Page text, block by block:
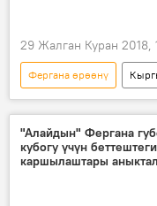
29 Жалган Куран 2018,
Фергана өрөөнү
Дүйнөдө
Коом
Саясат
Өзбекстан
"Алайдын" Фергана
кубогу үчүн беттештеги
каршылаштары